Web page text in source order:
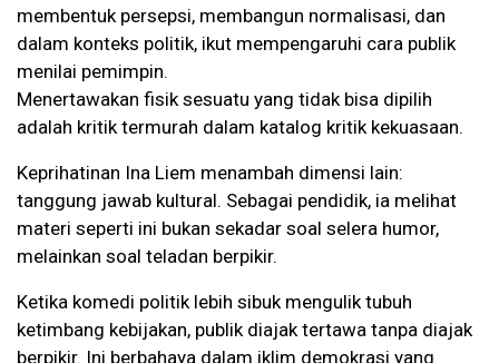
membentuk persepsi, membangun normalisasi, dan
dalam konteks politik, ikut mempengaruhi cara publik
menilai pemimpin.
Menertawakan fisik sesuatu yang tidak bisa dipilih
adalah kritik termurah dalam katalog kritik kekuasaan.
Keprihatinan Ina Liem menambah dimensi lain:
tanggung jawab kultural. Sebagai pendidik, ia melihat
materi seperti ini bukan sekadar soal selera humor,
melainkan soal teladan berpikir.
Ketika komedi politik lebih sibuk mengulik tubuh
ketimbang kebijakan, publik diajak tertawa tanpa diajak
berpikir. Ini berbahaya dalam iklim demokrasi yang